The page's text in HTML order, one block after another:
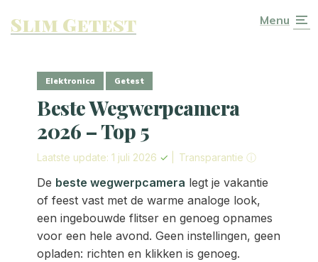
Slim Getest Menu
Elektronica Getest
Beste Wegwerpcamera
2026 – Top 5
Laatste update: 1 juli 2026 ✓ Transparantie ⓘ
De beste wegwerpcamera legt je vakantie
of feest vast met de warme analoge look,
een ingebouwde flitser en genoeg opnames
voor een hele avond. Geen instellingen, geen
opladen: richten en klikken is genoeg.